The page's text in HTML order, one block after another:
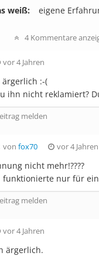
weiß: eigene
4 Kommentare
vor 4 Jahren
ärgerlich :-(
ihn nicht reklamiert?
melden
von fox70 vor 4 Jahren
nicht mehr!????
funktionierte nur für
melden
vor 4 Jahren
ärgerlich.